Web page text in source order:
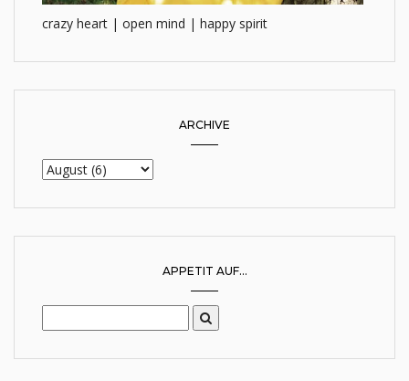
crazy heart | open mind | happy spirit
ARCHIVE
APPETIT AUF...